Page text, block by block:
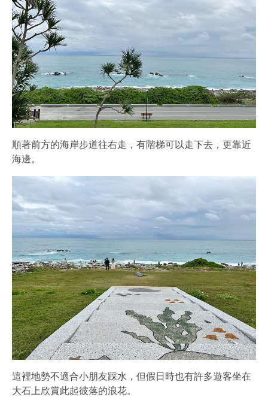
順著前方的海岸步道往右走，有階梯可以走下去，更靠近
海邊。
這裡地勢不適合小朋友踩水，但假日時也有許多遊客坐在
大石上欣賞此起彼落的浪花。